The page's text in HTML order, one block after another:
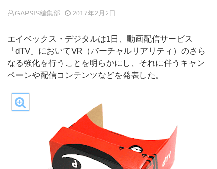
GAPSIS編集部 2017年2月2日
エイベックス・デジタルは1日、動画配信サービス
「dTV」においてVR（バーチャルリアリティ）のさら
なる強化を行うことを明らかにし、それに伴うキャン
ペーンや配信コンテンツなどを発表した。